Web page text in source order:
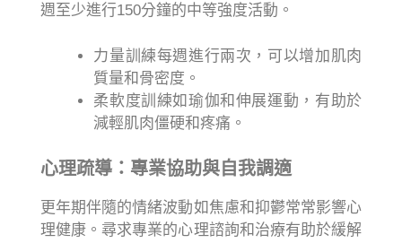
週至少進行150分鐘的中等強度活動。
力量訓練每週進行兩次，可以增加肌肉
質量和骨密度。
柔軟度訓練如瑜伽和伸展運動，有助於
減輕肌肉僵硬和疼痛。
心理疏導：專業協助與自我調適
更年期伴隨的情緒波動如焦慮和抑鬱常常影響心
理健康。尋求專業的心理諮詢和治療有助於緩解